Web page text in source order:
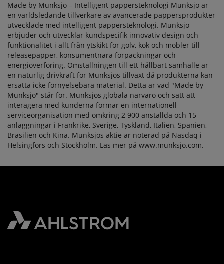
Made by Munksjö – Intelligent pappersteknologi Munksjö är
en världsledande tillverkare av avancerade pappersprodukter
utvecklade med intelligent pappersteknologi. Munksjö
erbjuder och utvecklar kundspecifik innovativ design och
funktionalitet i allt från ytskikt för golv, kök och möbler till
releasepapper, konsumentnära förpackningar och
energiöverföring. Omställningen till ett hållbart samhälle är
en naturlig drivkraft för Munksjös tillväxt då produkterna kan
ersätta icke förnyelsebara material. Detta är vad "Made by
Munksjö" står för. Munksjös globala närvaro och sätt att
interagera med kunderna formar en internationell
serviceorganisation med omkring 2 900 anställda och 15
anläggningar i Frankrike, Sverige, Tyskland, Italien, Spanien,
Brasilien och Kina. Munksjös aktie är noterad på Nasdaq i
Helsingfors och Stockholm. Läs mer på www.munksjo.com.